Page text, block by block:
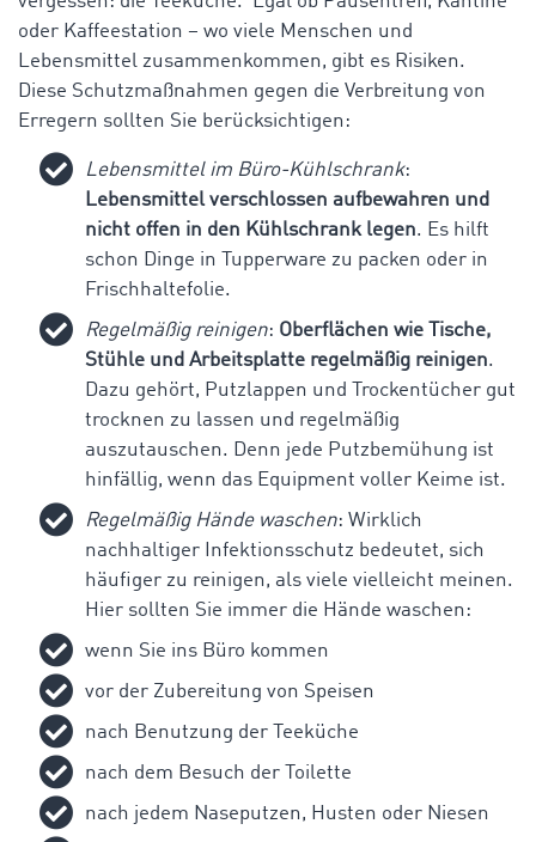
oder Kaffeestation – wo viele Menschen und
Lebensmittel zusammenkommen, gibt es Risiken.
Diese Schutzmaßnahmen gegen die Verbreitung von
Erregern sollten Sie berücksichtigen:
Lebensmittel im Büro-Kühlschrank:
Lebensmittel verschlossen aufbewahren und
nicht offen in den Kühlschrank legen. Es hilft
schon Dinge in Tupperware zu packen oder in
Frischhaltefolie.
Regelmäßig reinigen: Oberflächen wie Tische,
Stühle und Arbeitsplatte regelmäßig reinigen.
Dazu gehört, Putzlappen und Trockentücher gut
trocknen zu lassen und regelmäßig
auszutauschen. Denn jede Putzbemühung ist
hinfällig, wenn das Equipment voller Keime ist.
Regelmäßig Hände waschen: Wirklich
nachhaltiger Infektionsschutz bedeutet, sich
häufiger zu reinigen, als viele vielleicht meinen.
Hier sollten Sie immer die Hände waschen:
wenn Sie ins Büro kommen
vor der Zubereitung von Speisen
nach Benutzung der Teeküche
nach dem Besuch der Toilette
nach jedem Naseputzen, Husten oder Niesen